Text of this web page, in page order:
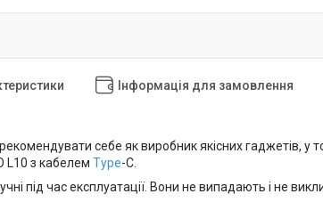
Інформація для замовлення
себе як виробник якісних гаджетів, у
L10 з кабелем Type-C.
під час експлуатації. Вони не випадають і не